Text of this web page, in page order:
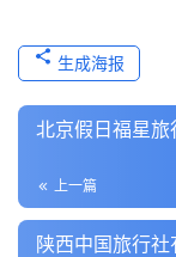
化
导
游
生成海报
北京假日福星旅
上一篇
陕西中国旅行